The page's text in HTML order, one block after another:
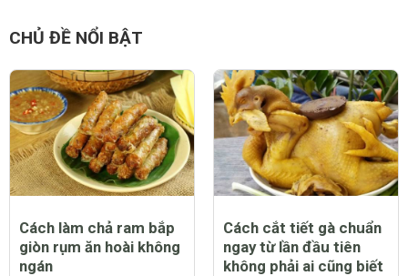
CHỦ ĐỀ NỔI BẬT
Cách làm chả ram bắp
giòn rụm ăn hoài không
ngán
Cách cắt tiết gà chuẩn
ngay từ lần đầu tiên
không phải ai cũng biết